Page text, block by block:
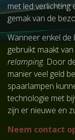
met led
gemak van de
Wanneer enkel de
gebruikt maakt
relamping. Door
manier veel geld
spaarlampen
technologie met
zijn er nieuwe en
Neem contact